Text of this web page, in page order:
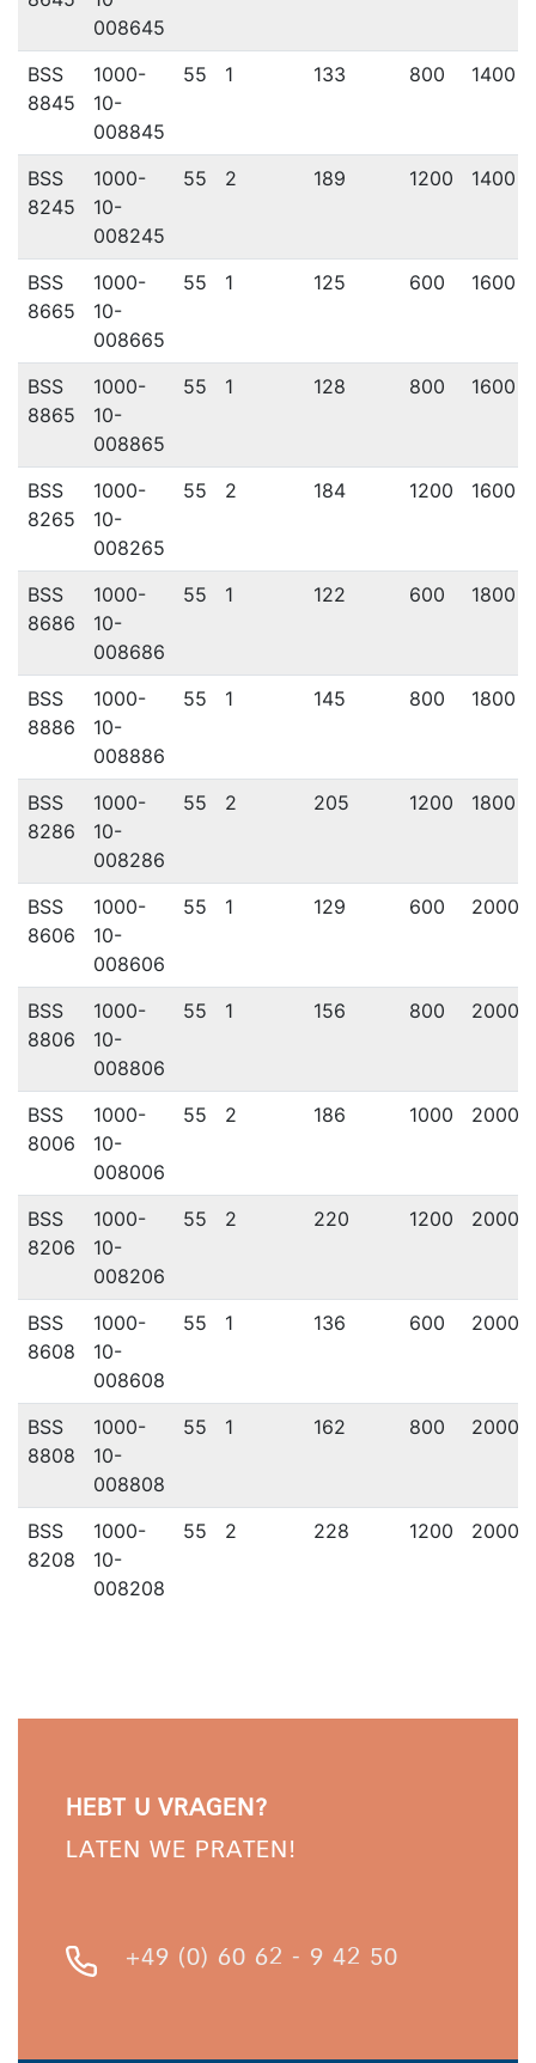
008645
BSS
8845
1000-
10-
008845
55 1 133 800 1400
BSS
8245
1000-
10-
008245
55 2 189 1200 1400
BSS
8665
1000-
10-
008665
55 1 125 600 1600
BSS
8865
1000-
10-
008865
55 1 128 800 1600
BSS
8265
1000-
10-
008265
55 2 184 1200 1600
BSS
8686
1000-
10-
008686
55 1 122 600 1800
BSS
8886
1000-
10-
008886
55 1 145 800 1800
BSS
8286
1000-
10-
008286
55 2 205 1200 1800
BSS
8606
1000-
10-
008606
55 1 129 600 2000
BSS
8806
1000-
10-
008806
55 1 156 800 2000
BSS
8006
1000-
10-
008006
55 2 186 1000 2000
BSS
8206
1000-
10-
008206
55 2 220 1200 2000
BSS
8608
1000-
10-
008608
55 1 136 600 2000
BSS
8808
1000-
10-
008808
55 1 162 800 2000
BSS
8208
1000-
10-
008208
55 2 228 1200 2000
HEBT U VRAGEN?
LATEN WE PRATEN!
+49 (0) 60 62 - 9 42 50